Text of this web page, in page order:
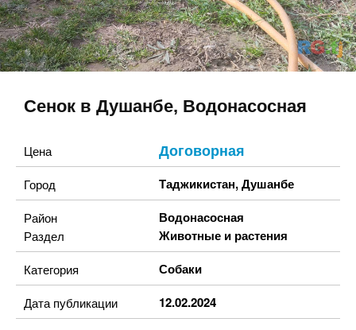
Сенок в Душанбе, Водонасосная
Цена Договорная
Город Таджикистан,Душанбе
Район Водонасосная
Раздел Животные и растения
Категория Собаки
Дата публикации 12.02.2024